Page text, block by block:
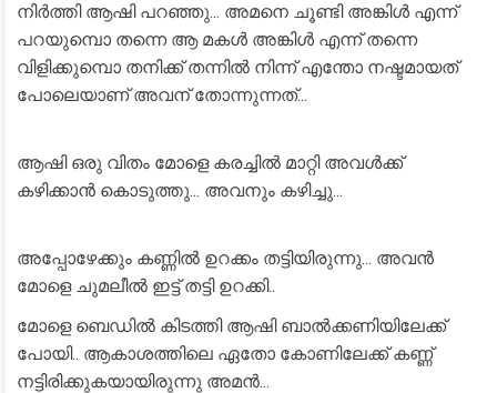
നിർത്തി ആഷി പറഞ്ഞു... അമനെ ചൂണ്ടി അങ്കിൾ എന്ന്
പറയുമ്പൊ തന്നെ ആ മകൾ അങ്കിൾ എന്ന് തന്നെ
വിളിക്കുമ്പൊ തനിക്ക് തന്നിൽ നിന്ന് എന്തോ നഷ്ടമായത്
പോലെയാണ് അവന് തോന്നുന്നത്...
ആഷി ഒരു വിതം മോളെ കരച്ചിൽ മാറ്റി അവൾക്ക്
കഴിക്കാൻ കൊടുത്തു... അവനും കഴിച്ചു...
അപ്പോഴേക്കും കണ്ണിൽ ഉറക്കം തട്ടിയിരുന്നു... അവൻ
മോളെ ചുമലീൽ ഇട്ട് തട്ടി ഉറക്കി..
മോളെ ബെഡിൽ കിടത്തി ആഷി ബാൽക്കണിയിലേക്ക്
പോയി.. ആകാശത്തിലെ ഏതോ കോണിലേക്ക് കണ്ണ്
നട്ടിരിക്കുകയായിരുന്നു അമൻ...